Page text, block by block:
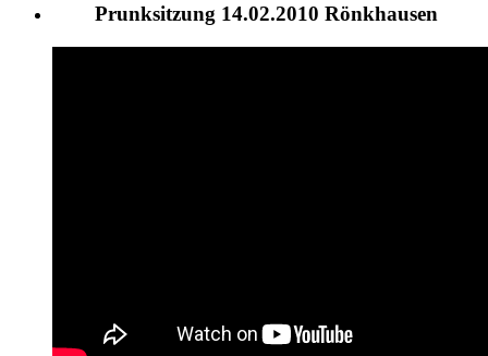
Prunksitzung 14.02.2010 Rönkhausen